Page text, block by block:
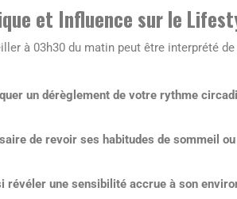
et Influence sur le
à 03h30 du matin peut être interprété
un dérèglement de votre rythme
de revoir ses habitudes de sommeil
révéler une sensibilité accrue à son